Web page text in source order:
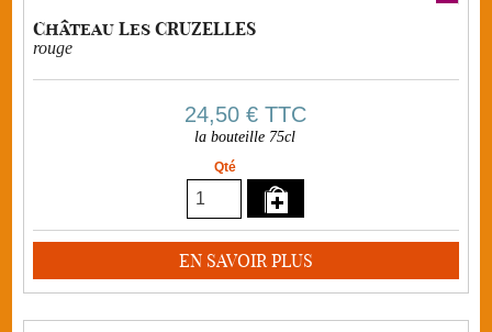
Château Les CRUZELLES
rouge
24,50 €TTC
la bouteille 75cl
Qté
EN SAVOIR PLUS